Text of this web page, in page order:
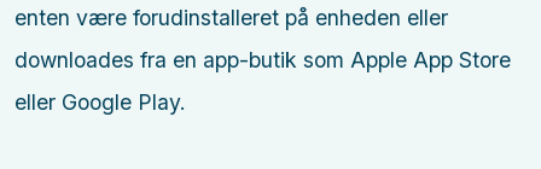
enten være forudinstalleret på enheden eller
downloades fra en app-butik som Apple App Store
eller Google Play.